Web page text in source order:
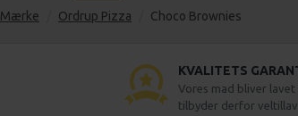
Mærke Ordrup Pizza Choco Brownies
KVALITETS
Vores mad bliver
tilbyder derfor